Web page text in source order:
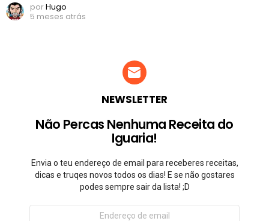
porHugo
5 meses atrás
NEWSLETTER
Não Percas Nenhuma Receita do
Iguaria!
Envia o teu endereço de email para receberes receitas,
dicas e truqes novos todos os dias! E se não gostares
podes sempre sair da lista! ;D
Endereço